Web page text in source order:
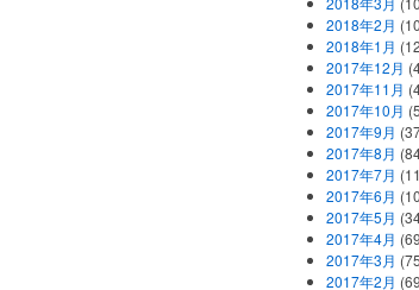
2018年2月
2018年1月
2017年12月
2017年11月
2017年10月
2017年9月
2017年8月
2017年7月
2017年6月
2017年5月
2017年4月
2017年3月
2017年2月